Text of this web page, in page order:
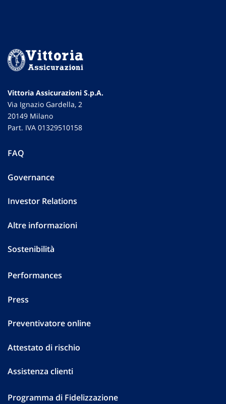
Vittoria Assicurazioni S.p.A.
Via Ignazio Gardella, 2
20149 Milano
Part. IVA 01329510158
FAQ
Governance
Investor Relations
Altre informazioni
Sostenibilità
Performances
Press
Preventivatore online
Attestato di rischio
Assistenza clienti
Programma di Fidelizzazione